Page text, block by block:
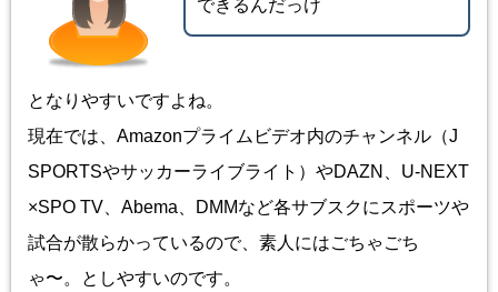
できるんだっけ
となりやすいですよね。
現在では、Amazonプライムビデオ内のチャンネル（J
SPORTSやサッカーライブライト）やDAZN、U-NEXT
×SPO TV、Abema、DMMなど各サブスクにスポーツや
試合が散らかっているので、素人にはごちゃごち
ゃ〜。としやすいのです。